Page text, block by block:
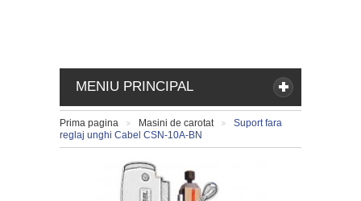
MENIU PRINCIPAL
Prima pagina
>
Masini de carotat
Suport fara
reglaj unghi Cabel CSN-10A-BN